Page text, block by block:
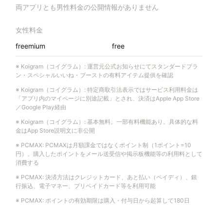
両アプリとも男性料金の公開情報がありません
女性料金
freemium
free
※ Koigram（コイグラム） : 運営元公式お知らせにてスタンダードプラ
ン・スペシャルいいね・ブーストの有料アイテム提供を確認
※ Koigram（コイグラム） : 特定商取引法表示ではサービス利用料金は
「アプリ内のマイページに別途記載」とされ、決済はApple App Store
／Google Play経由
※ Koigram（コイグラム） : 基本無料。一部有料機能あり。具体的な料
金はApp Store説明文に非公開
※ PCMAX: PCMAXは月額課金ではなくポイント制（1ポイント=10
円）。購入したポイントをメール送受信や掲示板機能等の利用料として
消費する
※ PCMAX: 決済方法はクレジットカード、あと払い（ペイディ）、銀
行振込、電子マネー、プリペイドカード等を利用可能
※ PCMAX: ポイントの有効期限は購入・付与日から起算して180日